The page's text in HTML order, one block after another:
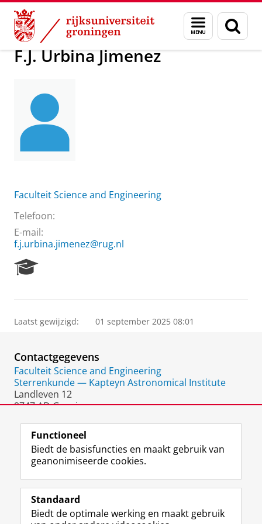
Skip
Content
Skip
Navigation
Menu
en
zoeken
Over ons F.J. Urbina Jimenez
F.J. Urbina Jimenez
Faculteit Science and Engineering
Telefoon:
E-mail:
f.j.urbina.jimenez@rug.nl
e
r
P
o
r
t
a
Laatst gewijzigd: 01 september 2025 08:01
Contactgegevens
Faculteit Science and Engineering
Sterrenkunde — Kapteyn Astronomical Institute
Landleven 12
9747 AD Groningen
Volg de RUG
F
a
e
L
i
k
R
S
-
I
n
t
Y
o
T
Studiekiezers
Functioneel
Biedt de basisfuncties en maakt gebruik van
geanonimiseerde cookies.
Standaard
Biedt de optimale werking en maakt gebruik